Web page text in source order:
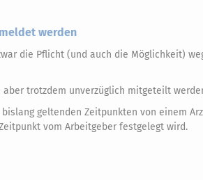
werden
die Pflicht (und auch die Möglichkeit)
trotzdem unverzüglich mitgeteilt
geltenden Zeitpunkten von einem
vom Arbeitgeber festgelegt wird.